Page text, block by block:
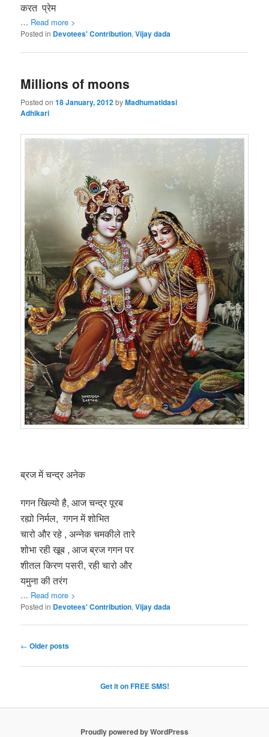
करत प्रेम
… Read more >
Posted in Devotees' Contribution,Vijay dada
Millions of moons
Posted on18 January, 2012byMadhumatidasi
Adhikari
ब्रज में चन्द्र अनेक
गगन खिल्यो है, आज चन्द्र पूरब
रह्यो निर्मल, गगन में शोभित
चारो और रहे , अन्नेक चमकीले तारे
शोभा रही खूब , आज ब्रज गगन पर
शीतल किरण पसरी, रही चारो और
यमुना की तरंग
… Read more >
Posted in Devotees' Contribution,Vijay dada
Post
← Older posts
Get it on FREE SMS!
Proudly powered by WordPress